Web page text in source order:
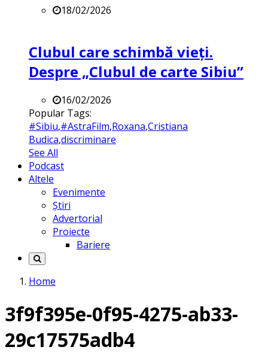
18/02/2026
Clubul care schimbă vieți.
Despre „Clubul de carte Sibiu”
16/02/2026
Popular Tags:
#Sibiu,#AstraFilm,Roxana,Cristiana
Budica,discriminare
See All
Podcast
Altele
Evenimente
Știri
Advertorial
Proiecte
Bariere
Home
3f9f395e-0f95-4275-ab33-
29c17575adb4